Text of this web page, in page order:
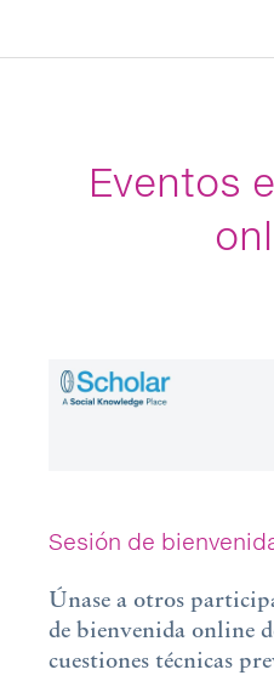
Eventos
Sesión de
Únase a otros
de bienvenida online
cuestiones técnicas